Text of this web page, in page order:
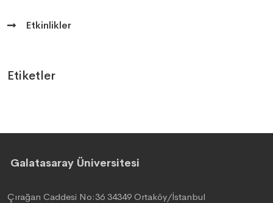
Etkinlikler
Etiketler
Galatasaray Üniversitesi
Çırağan Caddesi No:36 34349 Ortaköy/İstanbul